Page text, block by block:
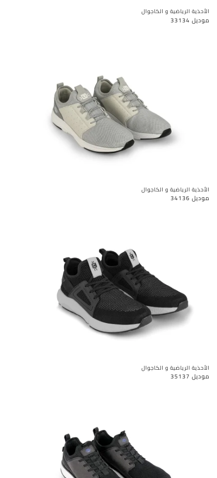
الأحذية الرياضية و الكاجوال
موديل 33134
الأحذية الرياضية و الكاجوال
موديل 34136
الأحذية الرياضية و الكاجوال
موديل 35137